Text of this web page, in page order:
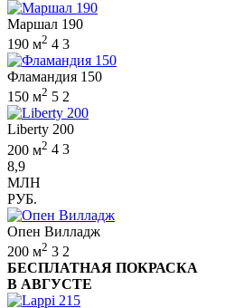
Маршал 190
190 м2 4 3
Фламандия 150
150 м2 5 2
Liberty 200
200 м2 4 3
8,9
МЛН
РУБ.
Опен Вилладж
200 м2 3 2
БЕСПЛАТНАЯ ПОКРАСКА
В АВГУСТЕ